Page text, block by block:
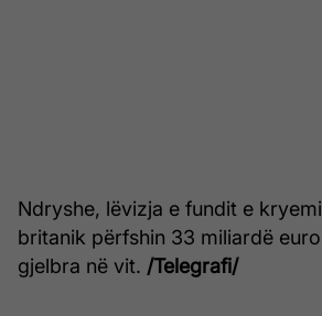
Ndryshe, lëvizja e fundit e
britanik përfshin 33 miliardë
gjelbra në vit. /Telegrafi/